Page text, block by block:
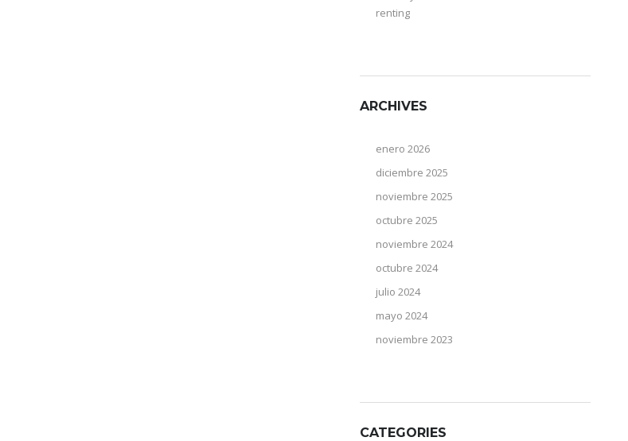
renting
ARCHIVES
enero 2026
diciembre 2025
noviembre 2025
octubre 2025
noviembre 2024
octubre 2024
julio 2024
mayo 2024
noviembre 2023
CATEGORIES